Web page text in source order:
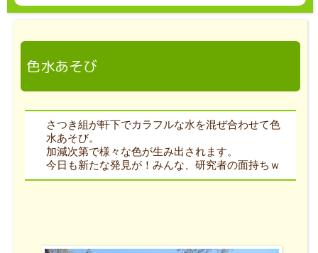
色水あそび
さつき組が軒下でカラフルな水を混ぜ合わせて色
水あそび。
加減次第で様々な色が生み出されます。
今日も新たな発見が！みんな、研究者の面持ちｗ